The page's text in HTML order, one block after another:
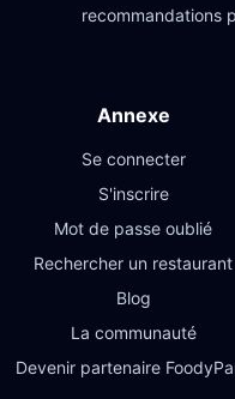
recommandations
Annexe
Se connecter
S'inscrire
Mot de passe oublié
Rechercher un restaurant
Blog
La communauté
Devenir partenaire